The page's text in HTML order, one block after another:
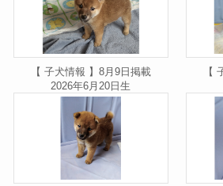
【 子犬情報 】8月9日掲載
2026年6月20日生
【